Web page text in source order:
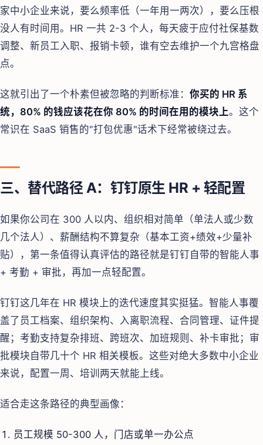
家中小企业来说，要么频率低（一年用一两次），要么压根
没人有时间用。HR 一共 2-3 个人，每天疲于应付社保基数
调整、新员工入职、报销卡顿，谁有空去维护一个九宫格盘
点。
这就引出了一个朴素但被忽略的判断标准： 你买的 HR 系
统，80% 的钱应该花在你 80% 的时间在用的模块上。这个
常识在 SaaS 销售的"打包优惠"话术下经常被绕过去。
三、替代路径 A：钉钉原生 HR + 轻配置
如果你公司在 300 人以内、组织相对简单（单法人或少数
几个法人）、薪酬结构不算复杂（基本工资+绩效+少量补
贴），第一条值得认真评估的路径就是钉钉自带的智能人事
+ 考勤 + 审批，再加一点轻配置。
钉钉这几年在 HR 模块上的迭代速度其实挺猛。智能人事覆
盖了员工档案、组织架构、入离职流程、合同管理、证件提
醒；考勤支持复杂排班、跨班次、加班规则、补卡审批；审
批模块自带几十个 HR 相关模板。这些对绝大多数中小企业
来说，配置一周、培训两天就能上线。
适合走这条路径的典型画像：
员工规模 50-300 人，门店或单一办公点